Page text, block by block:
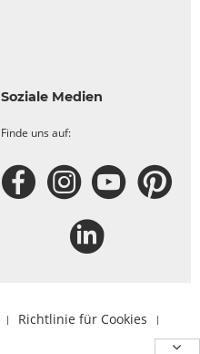
Soziale Medien
Finde uns auf:
| Richtlinie für Cookies |